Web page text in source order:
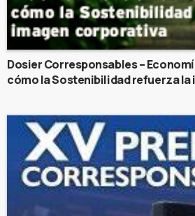
Dosier Corresponsables –
cómo la Sostenibilidad refuerza